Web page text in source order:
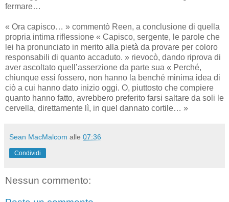
fermare…
« Ora capisco… » commentò Reen, a conclusione di quella
propria intima riflessione « Capisco, sergente, le parole che
lei ha pronunciato in merito alla pietà da provare per coloro
responsabili di quanto accaduto. » rievocò, dando riprova di
aver ascoltato quell’asserzione da parte sua « Perché,
chiunque essi fossero, non hanno la benché minima idea di
ciò a cui hanno dato inizio oggi. O, piuttosto che compiere
quanto hanno fatto, avrebbero preferito farsi saltare da soli le
cervella, direttamente lì, in quel dannato cortile… »
Sean MacMalcom alle 07:36
Condividi
Nessun commento: